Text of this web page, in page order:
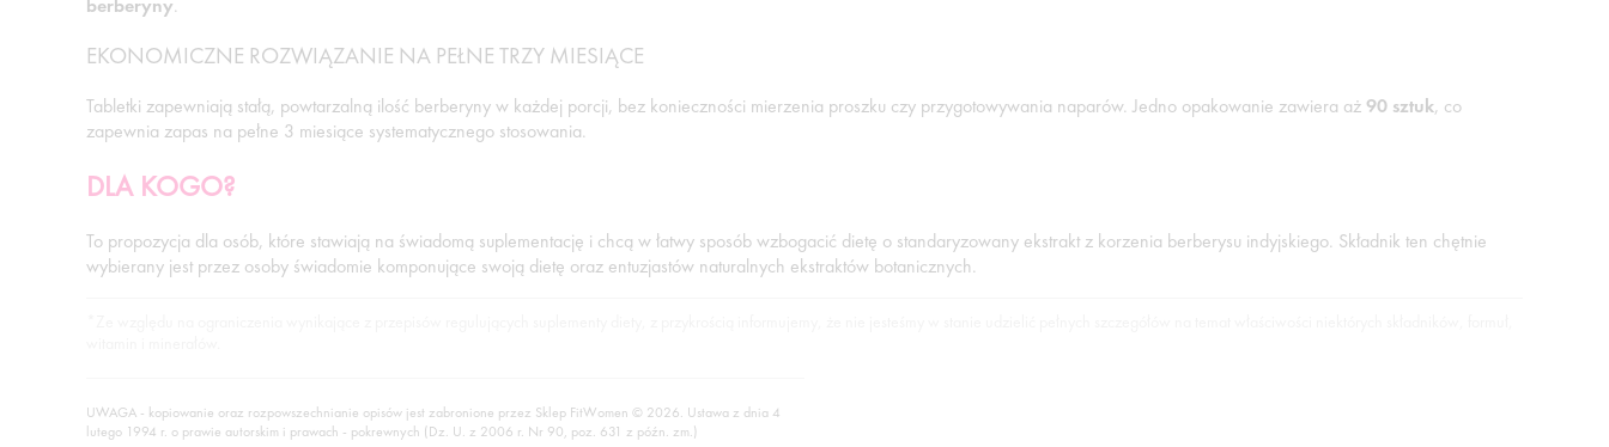
berberyny.
EKONOMICZNE ROZWIĄZANIE NA PEŁNE TRZY MIESIĄCE
Tabletki zapewniają stałą, powtarzalną ilość berberyny w każdej porcji, bez konieczności mierzenia proszku czy przygotowywania naparów. Jedno opakowanie zawiera aż 90 sztuk, co
zapewnia zapas na pełne 3 miesiące systematycznego stosowania.
DLA KOGO?
To propozycja dla osób, które stawiają na świadomą suplementację i chcą w łatwy sposób wzbogacić dietę o standaryzowany ekstrakt z korzenia berberysu indyjskiego. Składnik ten chętnie
wybierany jest przez osoby świadomie komponujące swoją dietę oraz entuzjastów naturalnych ekstraktów botanicznych.
UWAGA - kopiowanie oraz rozpowszechnianie opisów jest zabronione przez Sklep FitWomen © 2026. Ustawa z dnia 4
lutego 1994 r. o prawie autorskim i prawach - pokrewnych (Dz. U. z 2006 r. Nr 90, poz. 631 z późn. zm.)